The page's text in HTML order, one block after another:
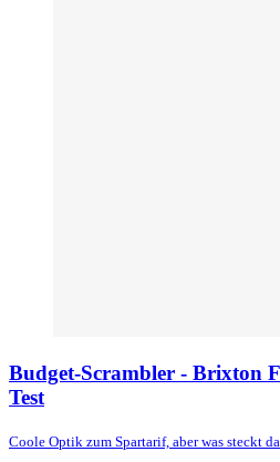
Budget-Scrambler - Brixton
Test
Coole Optik zum Spartarif, aber was steckt